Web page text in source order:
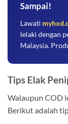
Sampai!
Lawati
lelaki dengan
Malaysia.
Tips Elak
Walaupun COD
Berikut adalah